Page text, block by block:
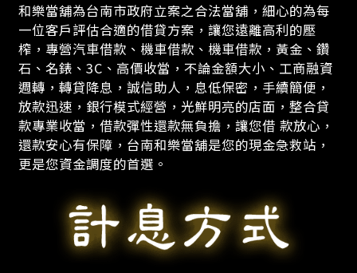
和樂當舖為台南市政府立案之合法當舖，細心的為每
一位客戶評估合適的借貸方案，讓您遠離高利的壓
榨，專營汽車借款、機車借款、機車借款，黃金、鑽
石、名錶、3C、高價收當，不論金額大小、工商融資
週轉，轉貸降息，誠信助人，息低保密，手續簡便，
放款迅速，銀行模式經營，光鮮明亮的店面，整合貸
款專業收當，借款彈性還款無負擔，讓您借 款放心，
還款安心有保障，台南和樂當舖是您的現金急救站，
更是您資金調度的首選。